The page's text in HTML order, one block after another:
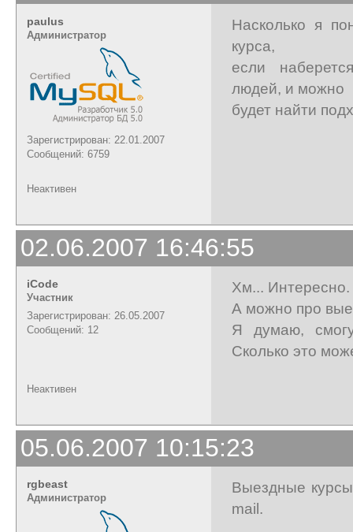
paulus
Администратор
Зарегистрирован: 22.01.2007
Сообщений: 6759
Насколько я
курса,
если
людей, и можно
будет найти
Неактивен
02.06.2007 16:46:55
iCode
Участник
Зарегистрирован: 26.05.2007
Сообщений: 12
Хм... Интересно.
А можно про
Я думаю,
Сколько это
Неактивен
05.06.2007 10:15:23
rgbeast
Администратор
Выездные
mail.